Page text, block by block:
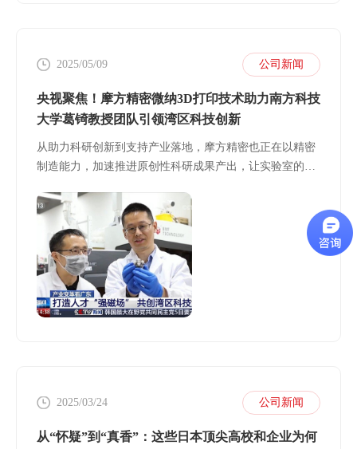
2025/05/09 公司新闻
央视聚焦！摩方精密微纳3D打印技术助力南方科技
大学葛锜教授团队引领湾区科技创新
从助力科研创新到支持产业落地，摩方精密也正在以精密
制造能力，加速推进原创性科研成果产出，让实验室的突
2025/03/24 公司新闻
从“怀疑”到“真香”：这些日本顶尖高校和企业为何